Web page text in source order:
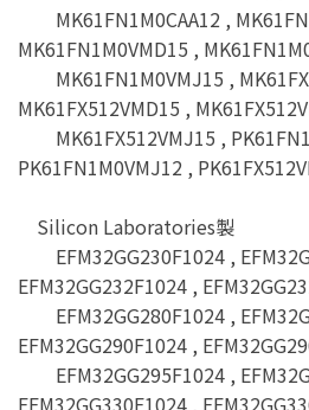
MK61FN1M0CAA12 ,
MK61FN1M0VMD15 ,
MK61FN1M0VMJ15 ,
MK61FX512VMD15 ,
MK61FX512VMJ15 ,
PK61FN1M0VMJ12 ,
Silicon Laboratories製
EFM32GG230F1024 ,
EFM32GG232F1024 ,
EFM32GG280F1024 ,
EFM32GG290F1024 ,
EFM32GG295F1024 ,
EFM32GG330F1024 ,